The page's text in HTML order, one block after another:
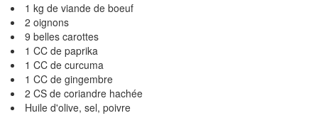
1 kg de viande de boeuf
2 oignons
9 belles carottes
1 CC de paprika
1 CC de curcuma
1 CC de gingembre
2 CS de coriandre hachée
Huile d'olive, sel, poivre